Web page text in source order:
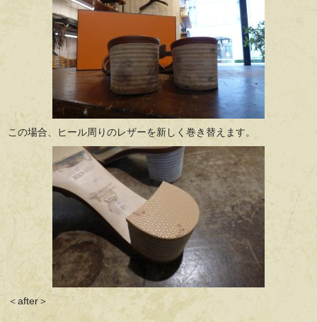
この場合、ヒール周りのレザーを新しく巻き替えます。
＜after＞